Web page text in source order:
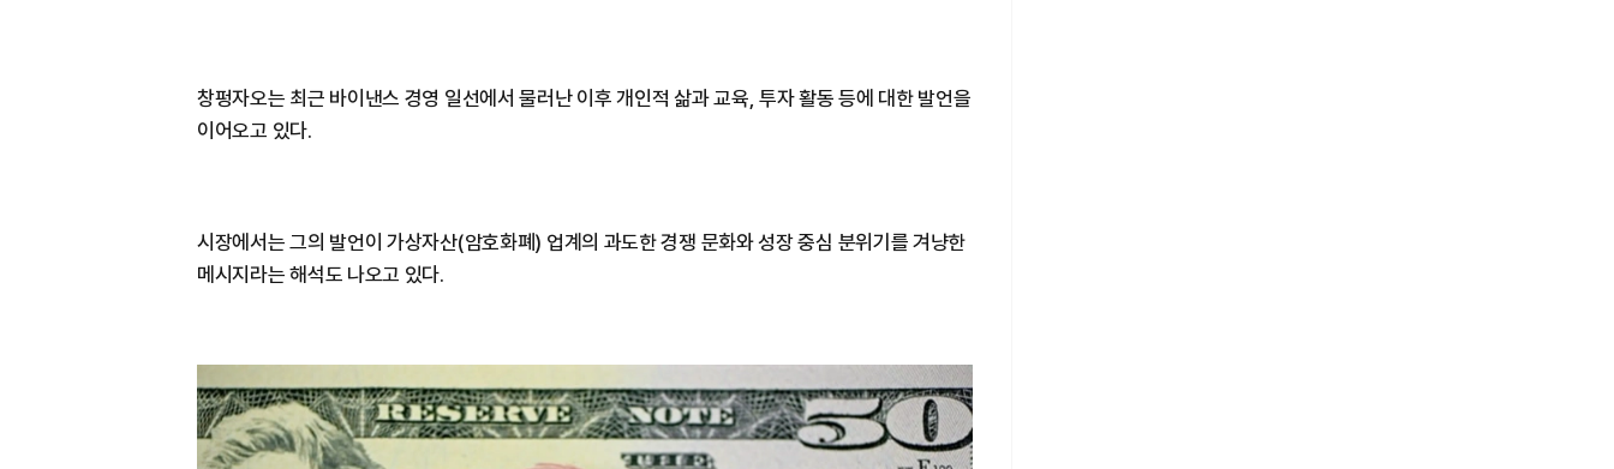
창펑자오는 최근 바이낸스 경영 일선에서 물러난 이후 개인적 삶과 교육, 투자 활동 등에 대한 발언을
이어오고 있다.
시장에서는 그의 발언이 가상자산(암호화폐) 업계의 과도한 경쟁 문화와 성장 중심 분위기를 겨냥한
메시지라는 해석도 나오고 있다.